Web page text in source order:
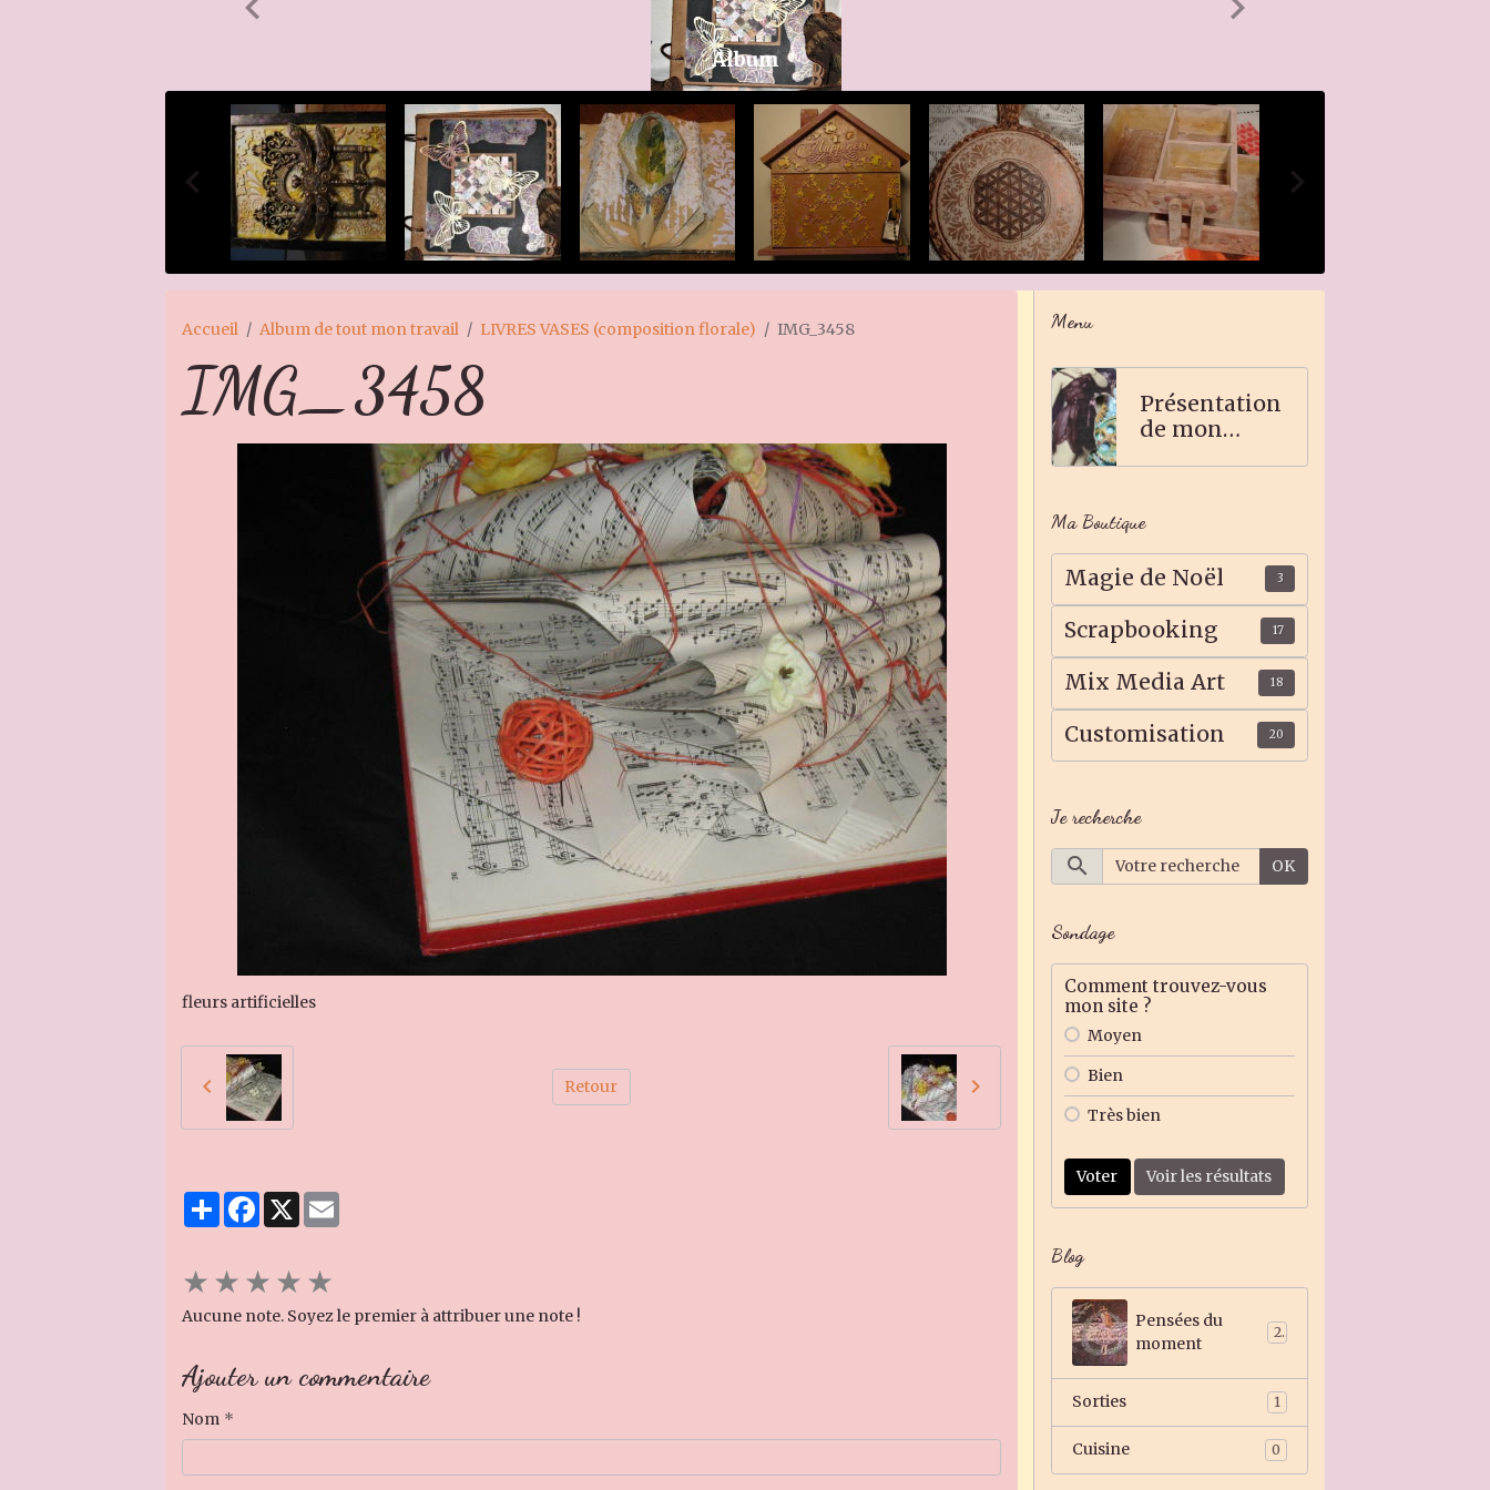
Album
Accueil Album de tout mon travail LIVRES VASES (composition florale) IMG_3458
IMG_3458
fleurs artificielles
Retour
PartagerFacebook
X
★★★★★
Aucune note. Soyez le premier à attribuer une note !
Ajouter un commentaire
Nom
Menu
Présentation
de mon
Ma Boutique
Magie de Noël 3
Scrapbooking 17
Mix Media Art 18
Customisation 20
Je recherche
OK
Sondage
Comment trouvez-vous
mon site ?
Moyen
Bien
Très bien
Voter Voir les résultats
Blog
Pensées du
moment
2
Sorties 1
Cuisine 0